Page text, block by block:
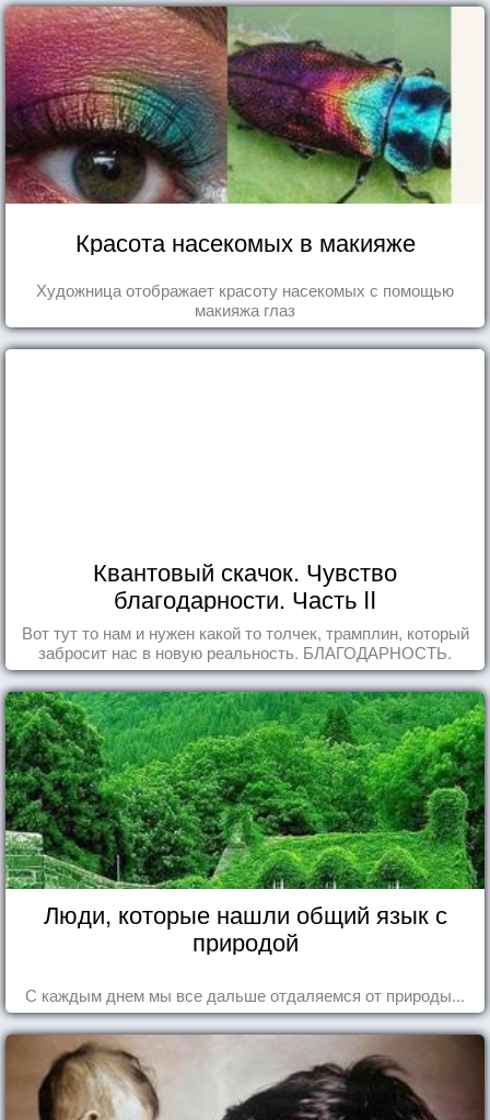
Красота насекомых в макияже
Художница отображает красоту насекомых с помощью
макияжа глаз
Квантовый скачок. Чувство
благодарности. Часть II
Вот тут то нам и нужен какой то толчек, трамплин, который
забросит нас в новую реальность. БЛАГОДАРНОСТЬ.
Люди, которые нашли общий язык с
природой
С каждым днем мы все дальше отдаляемся от природы...